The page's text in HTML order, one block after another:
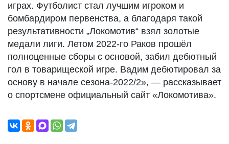
играх. Футболист стал лучшим игроком и
бомбардиром первенства, а благодаря такой
результативности „Локомотив“ взял золотые
медали лиги. Летом 2022-го Раков прошёл
полноценные сборы с основой, забил дебютный
гол в товарищеской игре. Вадим дебютировал за
основу в начале сезона-2022/2», — рассказывает
о спортсмене официальный сайт «Локомотива».